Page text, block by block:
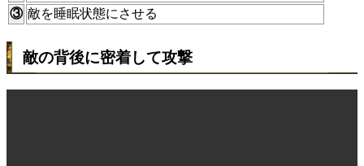
③ 敵を睡眠状態にさせる
敵の背後に密着して攻撃